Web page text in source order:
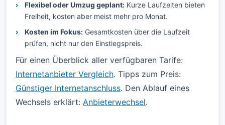
Flexibel oder Umzug geplant: Kurze Laufzeiten bieten
Freiheit, kosten aber meist mehr pro Monat.
Kosten im Fokus: Gesamtkosten über die Laufzeit
prüfen, nicht nur den Einstiegspreis.
Für einen Überblick aller verfügbaren Tarife:
Internetanbieter Vergleich. Tipps zum Preis:
Günstiger Internetanschluss. Den Ablauf eines
Wechsels erklärt: Anbieterwechsel.